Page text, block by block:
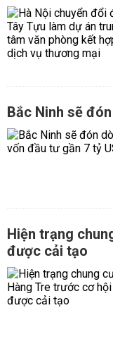
Bắc Ninh sẽ
Hiện trạng
được cải tạo